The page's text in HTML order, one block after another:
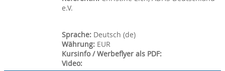
e.V.
Sprache: Deutsch ‎(de)‎
Währung: EUR
Kursinfo / Werbeflyer als PDF:
Video: